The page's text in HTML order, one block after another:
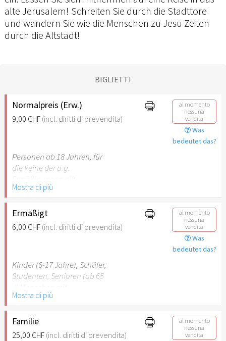
alte Jerusalem! Schreiten Sie durch die Stadttore
und wandern Sie wie die Menschen zu Jesu Zeiten
durch die Altstadt!
BIGLIETTI
Normalpreis (Erw.)
9,00 CHF (incl. diritti di prevendita)
al momento
nessuna
vendita
Was
bedeutet das?
Personen ab 18 Jahren, für
die keine der u.g.
Mostra di più
Ermäßigt
6,00 CHF (incl. diritti di prevendita)
al momento
nessuna
vendita
Was
bedeutet das?
Kinder (6-17 Jahre), Schüler,
Studenten, Senioren (ab 65
Behinderung (ab 50%),
Begleitperson. Der jeweilige
Ausweis ist beim Einlass
vorzulegen.
Mostra di più
Familie
25,00 CHF (incl. diritti di prevendita)
al momento
nessuna
vendita